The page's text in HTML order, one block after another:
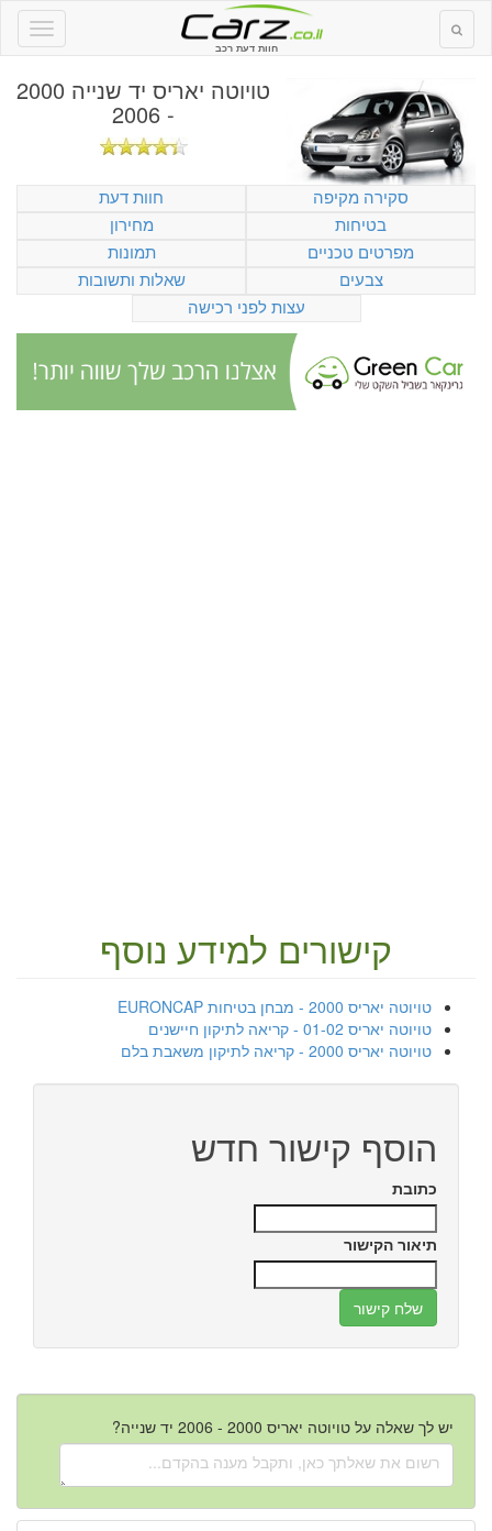
חוות דעת רכב
טויוטה יאריס יד שנייה 2000
- 2006
סקירה מקיפה
חוות דעת
בטיחות
מחירון
מפרטים טכניים
תמונות
צבעים
שאלות ותשובות
עצות לפני רכישה
קישורים למידע נוסף
טויוטה יאריס 2000 - מבחן בטיחות EURONCAP
טויוטה יאריס 01-02 - קריאה לתיקון חיישנים
טויוטה יאריס 2000 - קריאה לתיקון משאבת בלם
הוסף קישור חדש
כתובת
תיאור הקישור
יש לך שאלה על טויוטה יאריס 2000 - 2006 יד שנייה?